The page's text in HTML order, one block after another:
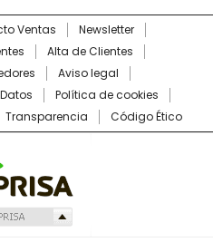
Ventas
Newsletter
Alta de Clientes
Aviso legal
Política de cookies
Transparencia Código Ético